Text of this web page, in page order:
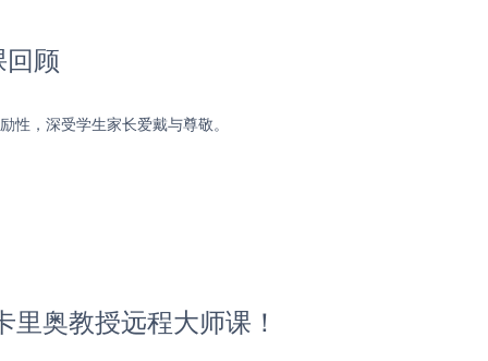
顾
，深受学生家长爱戴与尊敬。
里奥教授远程大师课！